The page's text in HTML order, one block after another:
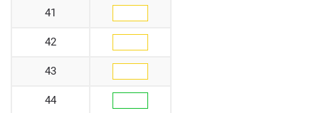
41
42
43
44